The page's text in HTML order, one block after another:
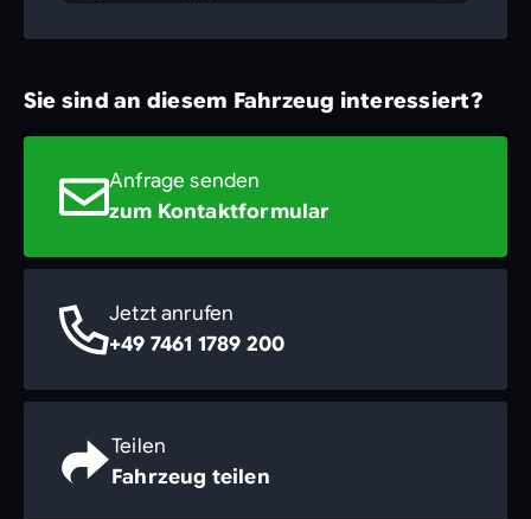
Sie sind an diesem Fahrzeug interessiert?
Anfrage senden
zum Kontaktformular
Jetzt anrufen
+49 7461 1789 200
Teilen
Fahrzeug teilen